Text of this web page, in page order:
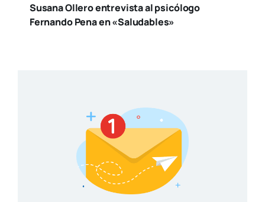
Susana Ollero entrevista al psicólogo
Fernando Pena en «Saludables»